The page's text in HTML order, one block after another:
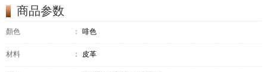
商品参数
顏色 ： 啡色
材料 ： 皮革